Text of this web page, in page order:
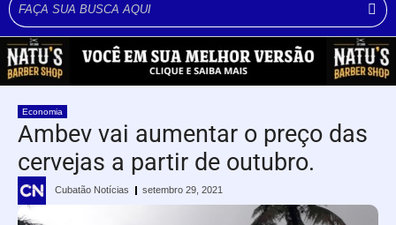
Cubatão orienta população sobre esquema vacinal contra sarampo e poliomielite
Pai e filho ficam feridos após se esfaquearem durante briga em Cubatão
Economia
Ambev vai aumentar o preço das
cervejas a partir de outubro.
Cubatão Notícias setembro 29, 2021